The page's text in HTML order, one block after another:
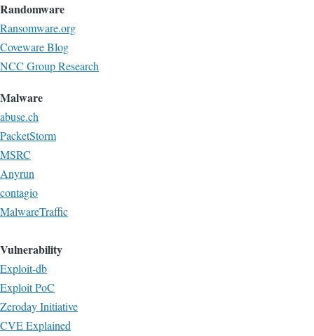
Randomware
Ransomware.org
Coveware Blog
NCC Group Research
Malware
abuse.ch
PacketStorm
MSRC
Anyrun
contagio
MalwareTraffic
Vulnerability
Exploit-db
Exploit PoC
Zeroday Initiative
CVE Explained